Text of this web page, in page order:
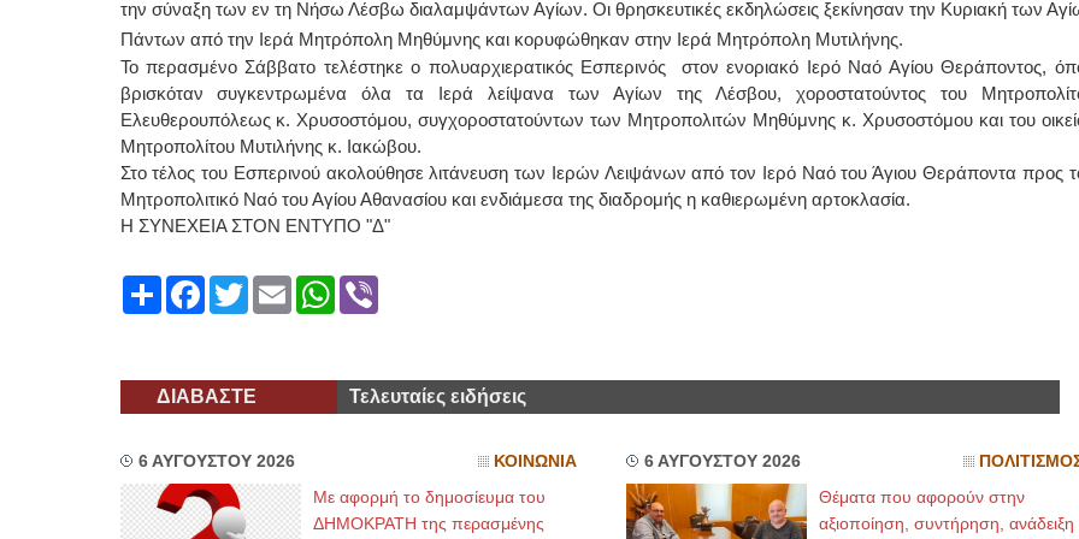
την σύναξη των εν τη Νήσω Λέσβω διαλαμψάντων Αγίων. Οι θρησκευτικές εκδηλώσεις ξεκίνησαν την Κυριακή των
Πάντων από την Ιερά Μητρόπολη Μηθύμνης και κορυφώθηκαν στην Ιερά Μητρόπολη Μυτιλήνης.
Το περασμένο Σάββατο τελέστηκε ο πολυαρχιερατικός Εσπερινός στον ενοριακό Ιερό Ναό Αγίου Θεράποντος,
βρισκόταν συγκεντρωμένα όλα τα Ιερά λείψανα των Αγίων της Λέσβου, χοροστατούντος του
Ελευθερουπόλεως κ. Χρυσοστόμου, συγχοροστατούντων των Μητροπολιτών Μηθύμνης κ. Χρυσοστόμου και του
Μητροπολίτου Μυτιλήνης κ. Ιακώβου.
Στο τέλος του Εσπερινού ακολούθησε λιτάνευση των Ιερών Λειψάνων από τον Ιερό Ναό του Άγιου Θεράποντα προς
Μητροπολιτικό Ναό του Αγίου Αθανασίου και ενδιάμεσα της διαδρομής η καθιερωμένη αρτοκλασία.
Η ΣΥΝΕΧΕΙΑ ΣΤΟΝ ΕΝΤΥΠΟ "Δ"
ShareFacebook
TwitterEmailWhatsApp
Viber
ΔΙΑΒΑΣΤΕ Τελευταίες ειδήσεις
6 ΑΥΓΟΥΣΤΟΥ 2026 ΚΟΙΝΩΝΙΑ
Με αφορμή το δημοσίευμα του
ΔΗΜΟΚΡΑΤΗ της περασμένης
6 ΑΥΓΟΥΣΤΟΥ 2026
Θέματα που αφορούν στην
αξιοποίηση, συντήρηση, ανάδειξη
ΙΩΑΝΝΗΣ Α. ΜΑΛΛΙΑΣ
ΧΕΙΡΟΥΡΓΟΣ
ΟΦΘΑΛΜΙΑΤΡΟΣ
Διδάκτωρ Ιατρικής Σχολής
τηλ:210-9320215
Καβέτσου 10, Μυτιλήνη, τηλ:
2251038065